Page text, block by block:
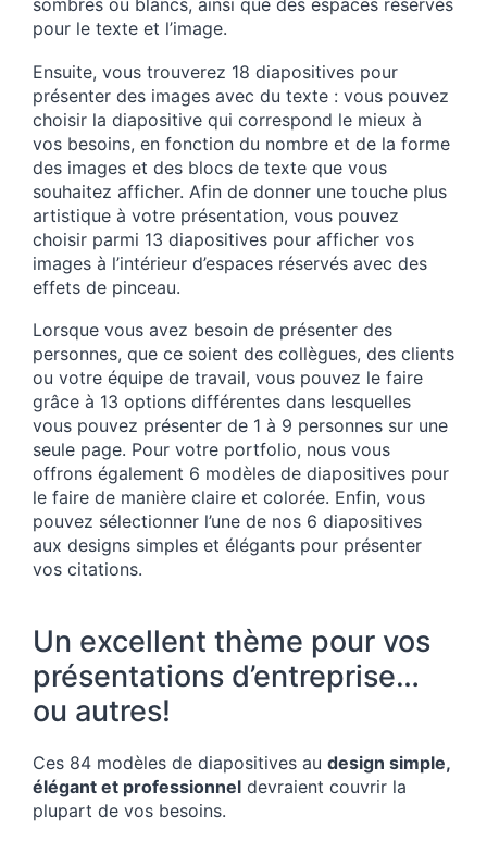
pour le texte et l’image.
Ensuite, vous trouverez 18 diapositives pour
présenter des images avec du texte : vous pouvez
choisir la diapositive qui correspond le mieux à
vos besoins, en fonction du nombre et de la forme
des images et des blocs de texte que vous
souhaitez afficher. Afin de donner une touche plus
artistique à votre présentation, vous pouvez
choisir parmi 13 diapositives pour afficher vos
images à l’intérieur d’espaces réservés avec des
effets de pinceau.
Lorsque vous avez besoin de présenter des
personnes, que ce soient des collègues, des clients
ou votre équipe de travail, vous pouvez le faire
grâce à 13 options différentes dans lesquelles
vous pouvez présenter de 1 à 9 personnes sur une
seule page. Pour votre portfolio, nous vous
offrons également 6 modèles de diapositives pour
le faire de manière claire et colorée. Enfin, vous
pouvez sélectionner l’une de nos 6 diapositives
aux designs simples et élégants pour présenter
vos citations.
Un excellent thème pour vos
présentations d’entreprise…
ou autres!
Ces 84 modèles de diapositives au design simple,
élégant et professionnel devraient couvrir la
plupart de vos besoins.